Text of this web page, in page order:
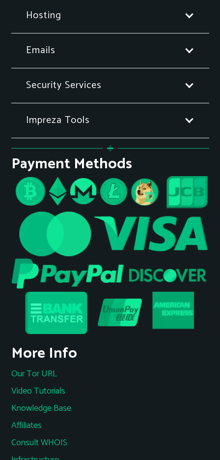
Hosting
Emails
Security Services
Impreza Tools
Payment Methods
More Info
Our Tor URL
Video Tutorials
Knowledge Base
Affiliates
Consult WHOIS